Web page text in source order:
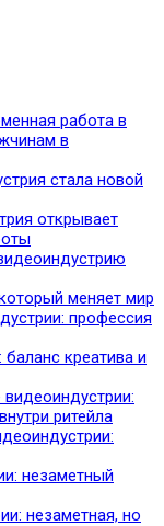
работа в
в
стала новой
открывает
меняет мир
профессия
креатива и
ритейла
незаметный
незаметная, но